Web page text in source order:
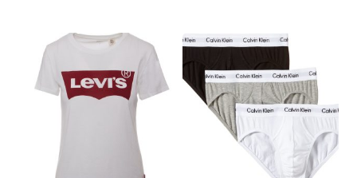
multiple
variants.
The
options
may
has
multiple
variants.
The
options
may